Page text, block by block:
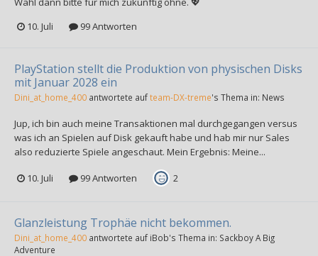
10. Juli
99 Antworten
PlayStation stellt die Produktion von physischen Disks
mit Januar 2028 ein
Dini_at_home_400 antwortete aufteam-DX-treme's Thema in: News
Jup, ich bin auch meine Transaktionen mal durchgegangen versus
was ich an Spielen auf Disk gekauft habe und hab mir nur Sales
also reduzierte Spiele angeschaut. Mein Ergebnis: Meine...
10. Juli 99 Antworten 2
Glanzleistung Trophäe nicht bekommen.
Dini_at_home_400 antwortete auf iBob's Thema in: Sackboy A Big
Adventure